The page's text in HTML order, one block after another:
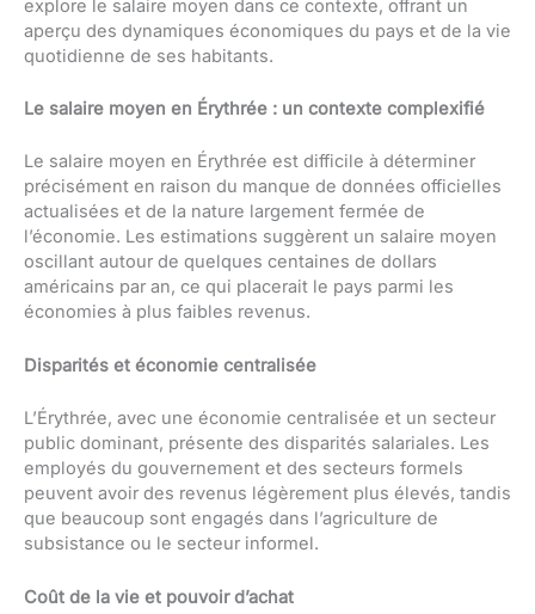
explore le salaire moyen dans ce contexte, offrant un
aperçu des dynamiques économiques du pays et de la vie
quotidienne de ses habitants.
Le salaire moyen en Érythrée : un contexte complexifié
Le salaire moyen en Érythrée est difficile à déterminer
précisément en raison du manque de données officielles
actualisées et de la nature largement fermée de
l’économie. Les estimations suggèrent un salaire moyen
oscillant autour de quelques centaines de dollars
américains par an, ce qui placerait le pays parmi les
économies à plus faibles revenus.
Disparités et économie centralisée
L’Érythrée, avec une économie centralisée et un secteur
public dominant, présente des disparités salariales. Les
employés du gouvernement et des secteurs formels
peuvent avoir des revenus légèrement plus élevés, tandis
que beaucoup sont engagés dans l’agriculture de
subsistance ou le secteur informel.
Coût de la vie et pouvoir d’achat